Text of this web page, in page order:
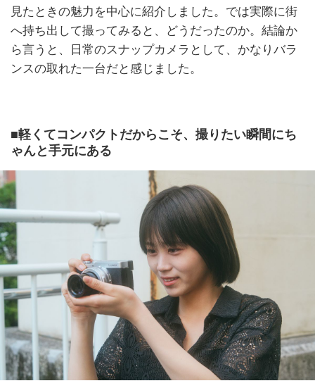
見たときの魅力を中心に紹介しました。では実際に街
へ持ち出して撮ってみると、どうだったのか。結論か
ら言うと、日常のスナップカメラとして、かなりバラ
ンスの取れた一台だと感じました。
■軽くてコンパクトだからこそ、撮りたい瞬間にち
ゃんと手元にある